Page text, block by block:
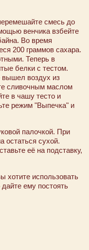
смесь до
венчика взбейте
Во время
200 граммов сахара.
Теперь в
белки с тестом.
вышел воздух из
сливочным маслом
в чашу тесто и
режим "Выпечка" и
палочкой. При
остаться сухой.
её на подставку,
хотите использовать
ему постоять